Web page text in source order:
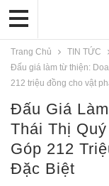
Trang Chủ
TIN TỨC
Đấu giá làm từ thiện:
212 triệu đồng cho vật
Đấu Giá
Thái Thị
Góp 212
Đặc Biệt